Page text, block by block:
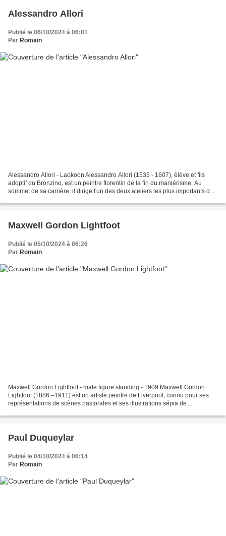
Alessandro Allori
Publié le 06/10/2024 à 06:01
Par Romain
Alessandro Allori - Laokoon Alessandro Allori (1535 - 1607), élève et fils
adoptif du Bronzino, est un peintre florentin de la fin du maniérisme. Au
sommet de sa carrière, il dirige l'un des deux ateliers les plus importants de
Maxwell Gordon Lightfoot
Publié le 05/10/2024 à 06:26
Par Romain
Maxwell Gordon Lightfoot - male figure standing - 1909 Maxwell Gordon
Lightfoot (1886 –1911) est un artiste peintre de Liverpool, connu pour ses
représentations de scènes pastorales et ses illustrations sépia de
Paul Duqueylar
Publié le 04/10/2024 à 06:14
Par Romain